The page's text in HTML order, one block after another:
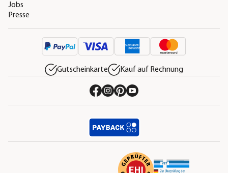
Jobs
Presse
Gutscheinkarte Kauf auf Rechnung